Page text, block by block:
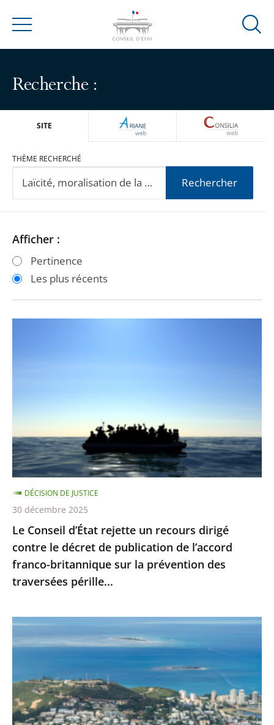
Menu
Ouvrir
Recherche :
SITE ARIANEWEB
THÈME RECHERCHÉ
Rechercher
Passer
les
filtres
Passer
les
filtres
Afficher :
Pertinence
Les plus récents
recours
contre
le
décret
de
publication
de
l’accord
franco-
britannique
la
prévention
des
pérille...
Le Conseil d’État rejette un recours dirigé
contre le décret de publication de l’accord
franco-britannique sur la prévention des
traversées pérille...
DÉCISION DE JUSTICE
30 décembre 2025
Nouvelle-
Calédonie
juge
administratif